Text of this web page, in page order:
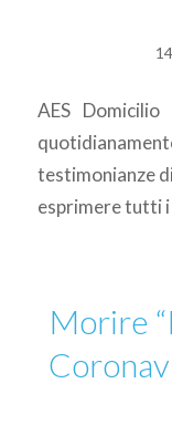
AES
testimonianze
esprimere tutti
Morire